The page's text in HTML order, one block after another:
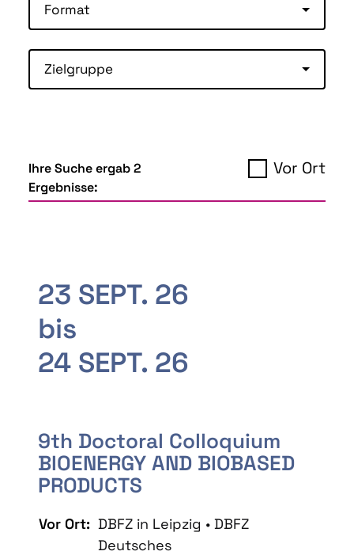
Format
Zielgruppe
Ihre Suche ergab 2
Ergebnisse:
Vor Ort
23 SEPT. 26
bis
24 SEPT. 26
9th Doctoral Colloquium
BIOENERGY AND BIOBASED
PRODUCTS
Vor Ort: DBFZ in Leipzig • DBFZ
Deutsches